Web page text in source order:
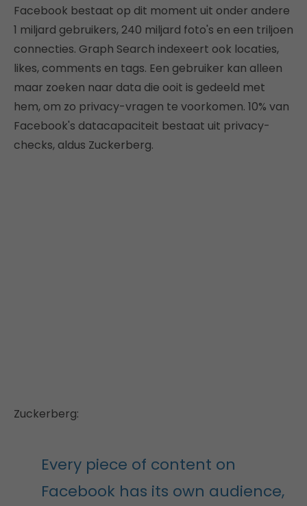
Facebook bestaat op dit moment uit onder andere
1 miljard gebruikers, 240 miljard foto's en een triljoen
connecties. Graph Search indexeert ook locaties,
likes, comments en tags. Een gebruiker kan alleen
maar zoeken naar data die ooit is gedeeld met
hem, om zo privacy-vragen te voorkomen. 10% van
Facebook's datacapaciteit bestaat uit privacy-
checks, aldus Zuckerberg.
Zuckerberg:
Every piece of content on
Facebook has its own audience,